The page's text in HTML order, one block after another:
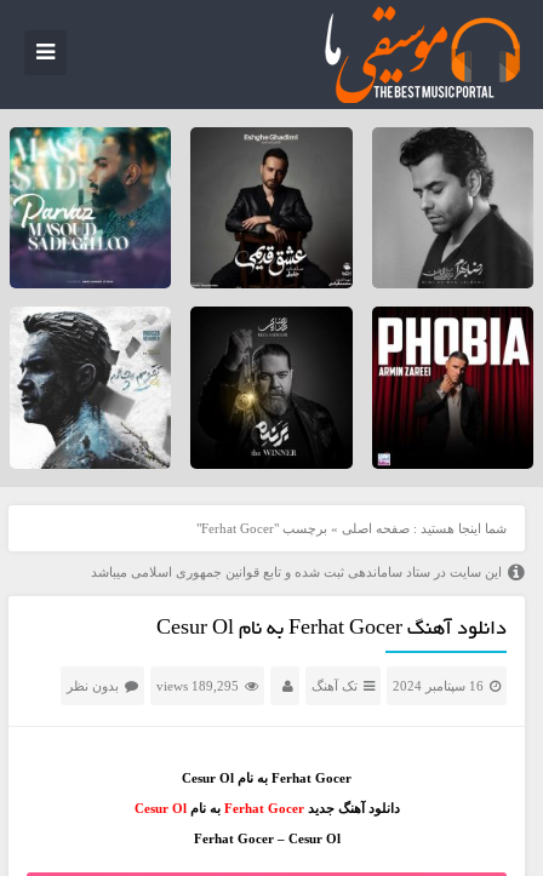
شما اینجا هستید : صفحه اصلی » برچسب "Ferhat Gocer"
این سایت در ستاد ساماندهی ثبت شده و تابع قوانین جمهوری اسلامی میباشد
دانلود آهنگ Ferhat Gocer به نام Cesur Ol
16 سپتامبر 2024 تک آهنگ 189,295 views بدون نظر
Ferhat Gocer به نام Cesur Ol
دانلود آهنگ جدید Ferhat Gocer به نامCesur Ol
Ferhat Gocer – Cesur Ol